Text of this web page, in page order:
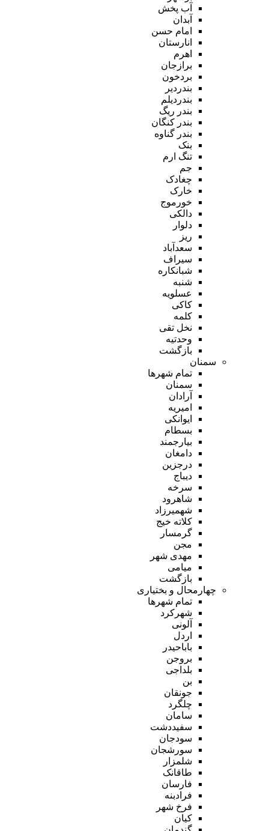
آب پخش
آبدان
امام حسن
انارستان
اهرم
برازجان
بردخون
بندردیر
بندردیلم
بندر ریگ
بندر کنگان
بندر گناوه
بنک
تنگ ارم
جم
چغادک
خارک
خورموج
دالکی
دلوار
ریز
سعدآباد
سیراف
شبانکاره
شنبه
عسلویه
کاکی
کلمه
نخل تقی
وحدتیه
بازگشت
سمنان
تمام شهر‌ها
سمنان
آرادان
امیریه
ایوانکی
بسطام
بیارجمند
دامغان
درجزین
دیباج
سرخه
شاهرود
شهمیرزاد
کلاته خیج
گرمسار
مجن
مهدی شهر
میامی
بازگشت
چهارمحال و بختیاری
تمام شهر‌ها
شهرکرد
آلونی
اردل
باباحیدر
بروجن
بلداجی
بن
جونقان
چلگرد
سامان
سفیددشت
سودجان
سورشجان
شلمزار
طاقانک
فارسان
فرادبنه
فرخ شهر
کیان